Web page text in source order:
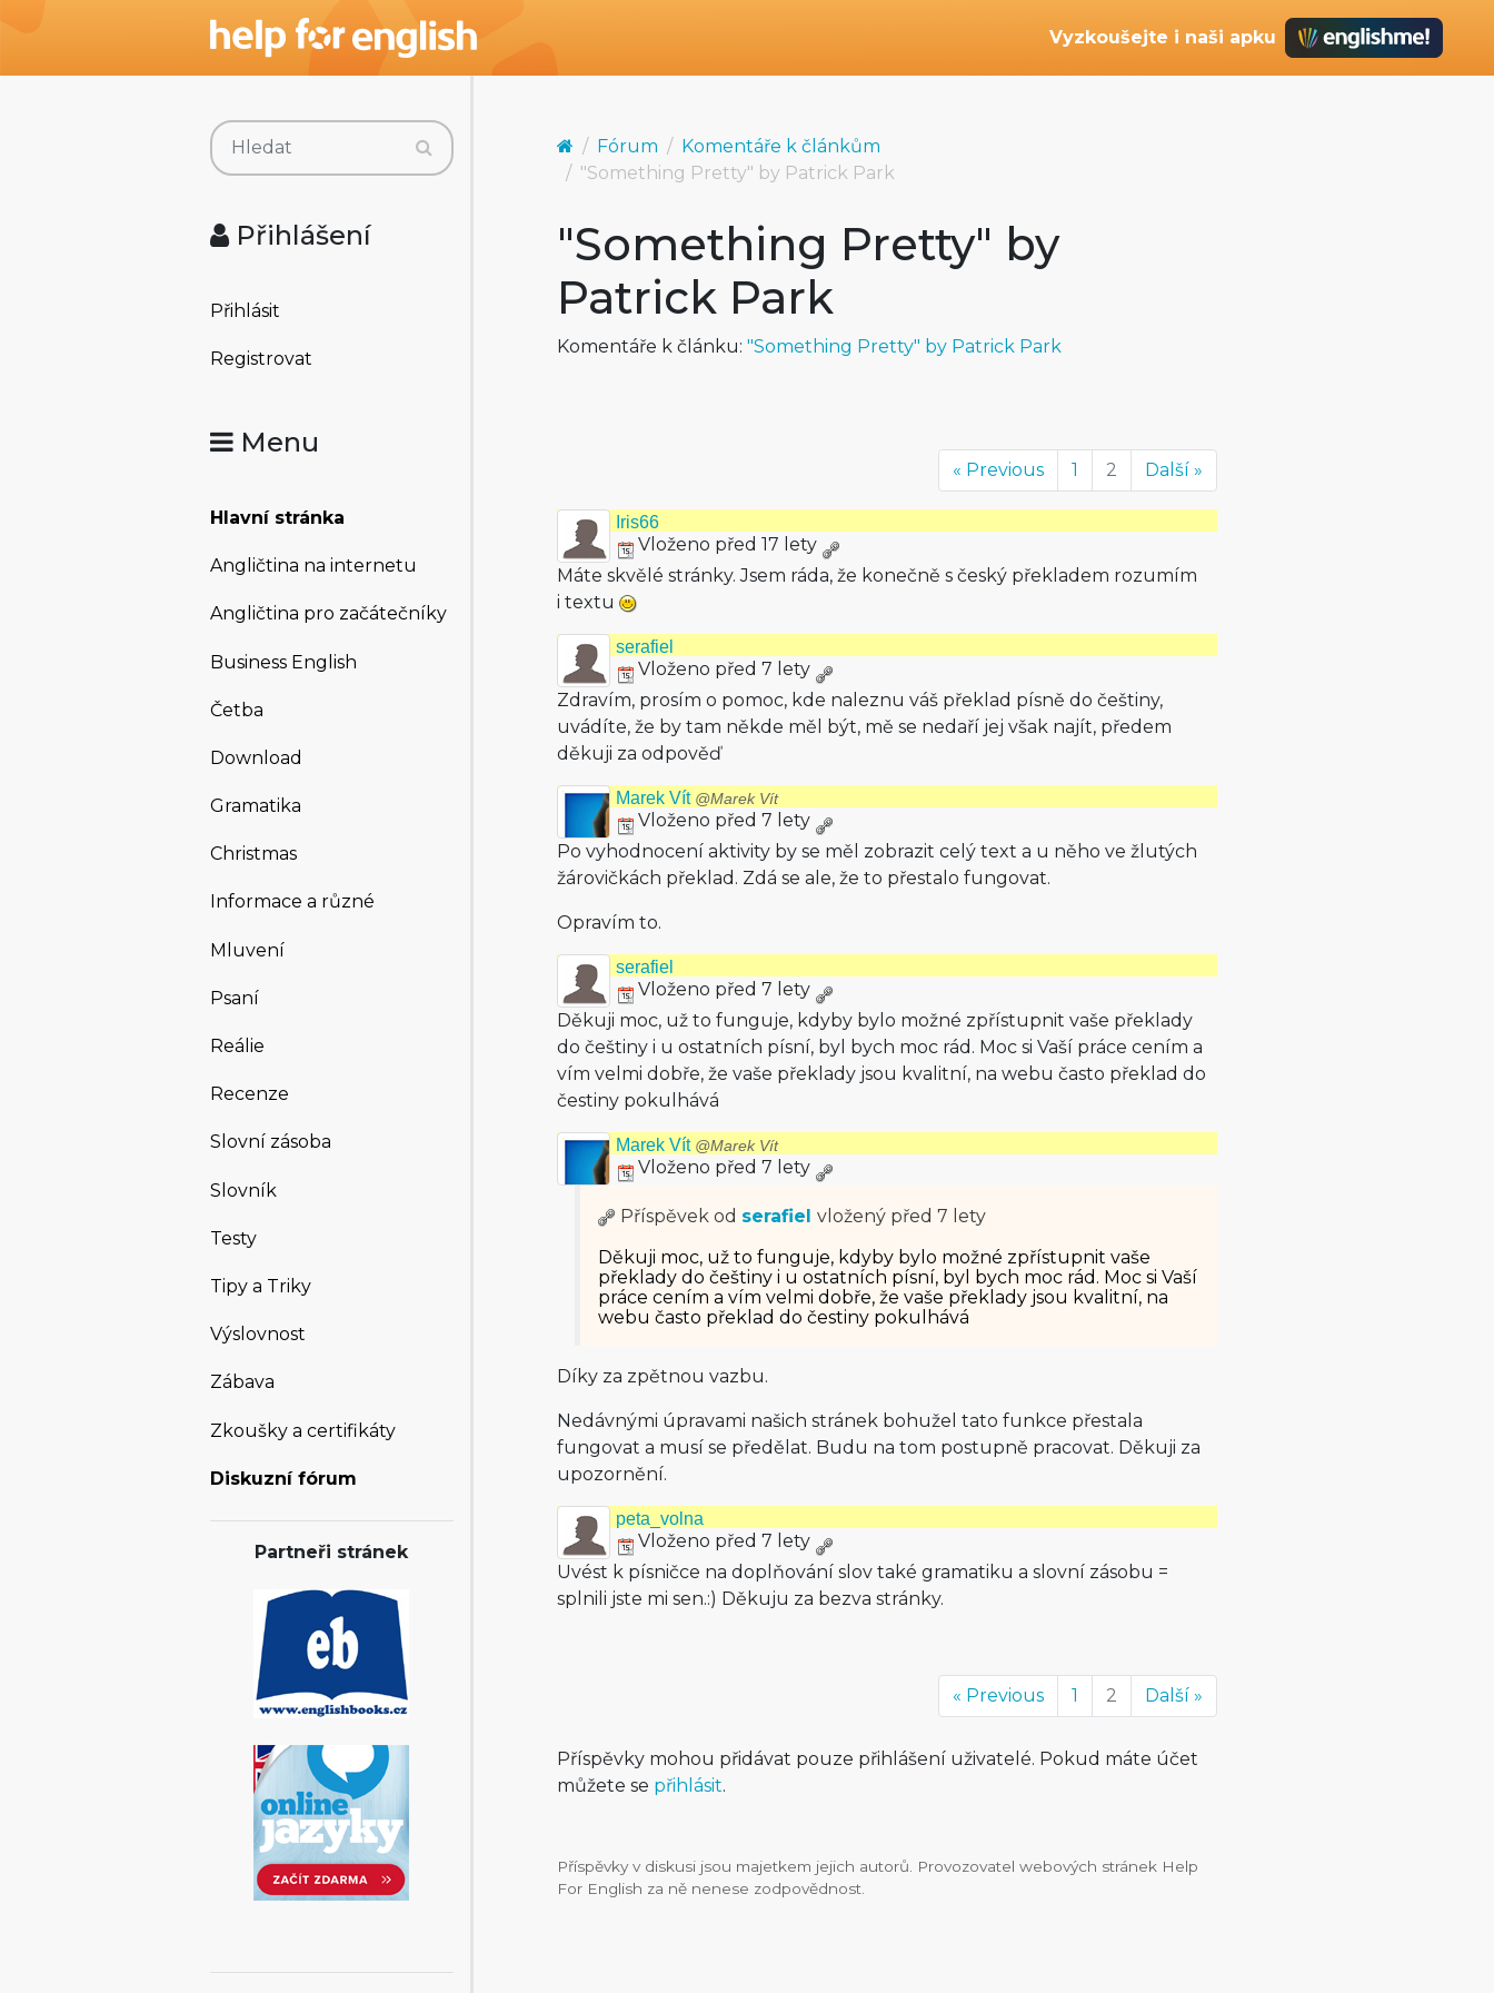
Vyzkoušejte i naši apku
Přihlášení
Přihlásit
Registrovat
Menu
Hlavní stránka
Angličtina na internetu
Angličtina pro začátečníky
Business English
Četba
Download
Gramatika
Christmas
Informace a různé
Mluvení
Psaní
Reálie
Recenze
Slovní zásoba
Slovník
Testy
Tipy a Triky
Výslovnost
Zábava
Zkoušky a certifikáty
Diskuzní fórum
Partneři stránek
Fórum
Komentáře k článkům
"Something Pretty" by Patrick Park
"Something Pretty" by
Patrick Park
Komentáře k článku: "Something Pretty" by Patrick Park
« Previous 1 2 Další »
Iris66
Vloženo před 17 lety
Máte skvělé stránky. Jsem ráda, že konečně s český překladem rozumím
i textu
serafiel
Vloženo před 7 lety
Zdravím, prosím o pomoc, kde naleznu váš překlad písně do češtiny,
uvádíte, že by tam někde měl být, mě se nedaří jej však najít, předem
děkuji za odpověď
Marek Vít @Marek Vít
Vloženo před 7 lety
Po vyhodnocení aktivity by se měl zobrazit celý text a u něho ve žlutých
žárovičkách překlad. Zdá se ale, že to přestalo fungovat.
Opravím to.
serafiel
Vloženo před 7 lety
Děkuji moc, už to funguje, kdyby bylo možné zpřístupnit vaše překlady
do češtiny i u ostatních písní, byl bych moc rád. Moc si Vaší práce cením a
vím velmi dobře, že vaše překlady jsou kvalitní, na webu často překlad do
čestiny pokulhává
Marek Vít @Marek Vít
Vloženo před 7 lety
Příspěvek od serafiel vložený před 7 lety
Děkuji moc, už to funguje, kdyby bylo možné zpřístupnit vaše
překlady do češtiny i u ostatních písní, byl bych moc rád. Moc si Vaší
práce cením a vím velmi dobře, že vaše překlady jsou kvalitní, na
webu často překlad do čestiny pokulhává
Díky za zpětnou vazbu.
Nedávnými úpravami našich stránek bohužel tato funkce přestala
fungovat a musí se předělat. Budu na tom postupně pracovat. Děkuji za
upozornění.
peta_volna
Vloženo před 7 lety
Uvést k písničce na doplňování slov také gramatiku a slovní zásobu =
splnili jste mi sen.:) Děkuju za bezva stránky.
« Previous 1 2 Další »
Příspěvky mohou přidávat pouze přihlášení uživatelé. Pokud máte účet
můžete se přihlásit.
Příspěvky v diskusi jsou majetkem jejich autorů. Provozovatel webových stránek Help
For English za ně nenese zodpovědnost.